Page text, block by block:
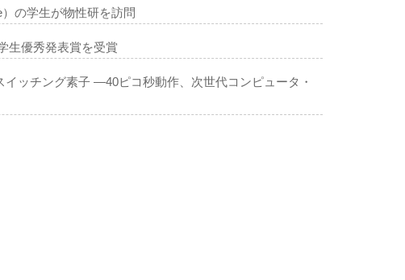
の学生が物性研を訪問
生優秀発表賞を受賞
ッチング素子 ―40ピコ秒動作、次世代コンピュータ・